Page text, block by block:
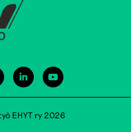
EHYT ry 2026